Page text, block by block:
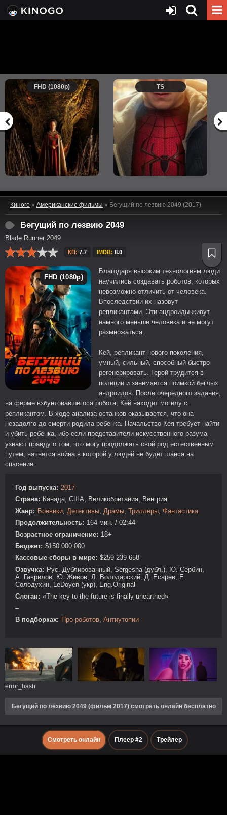
FHD (1080p) TS
Киного » Американские фильмы » Бегущий по лезвию 2049 (2017)
Бегущий по лезвию 2049
Blade Runner 2049
КП: 7.7 IMDB: 8.0
FHD (1080p)
Благодаря высоким технологиям люди
научились создавать роботов, которых
невозможно отличить от человека.
Впоследствии их назовут
репликантами. Эти андроиды живут
намного меньше человека и не могут
размножаться.
Кей, репликант нового поколения,
умный, сильный, способный быстро
регенерировать. Герой трудится в
полиции и занимается поимкой беглых
андроидов. После очередного задания,
на ферме взбунтовавшегося робота, Кей находит могилу с
репликантом. В ходе анализа останков оказывается, что она
незадолго до смерти родила ребенка. Начальство Кея требует найти
и убить ребенка, ибо если представители искусственного разума
узнают правду о том, что могу продолжать свой род естественным
путем, начнется война в которой у людей не будет шанса на
спасение.
Год выпуска: 2017
Страна: Канада, США, Великобритания, Венгрия
Жанр: Боевики, Детективы, Драмы, Триллеры, Фантастика
Продолжительность: 164 мин. / 02:44
Возрастное ограничение: 18+
Бюджет: $150 000 000
Кассовые сборы в мире: $259 239 658
Озвучка: Рус. Дублированный, Sergesha (дубл.), Ю. Сербин,
А. Гаврилов, Ю. Живов, Л. Володарский, Д. Есарев, Е.
Солодухин, LeDoyen (укр), Eng.Original
Слоган: «The key to the future is finally unearthed»
–
В подборках: Про роботов, Антиутопии
error_hash
Бегущий по лезвию 2049 (фильм 2017) смотреть онлайн бесплатно
Смотреть онлайн Плеер #2 Трейлер